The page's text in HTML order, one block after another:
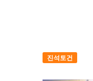
진석토건